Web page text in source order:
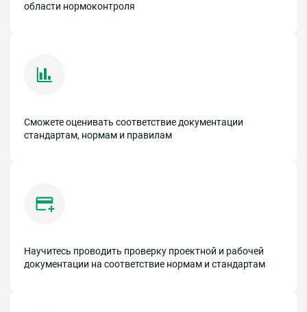
области нормоконтроля
Сможете оценивать соответствие документации
стандартам, нормам и правилам
Научитесь проводить проверку проектной и рабочей
документации на соответствие нормам и стандартам